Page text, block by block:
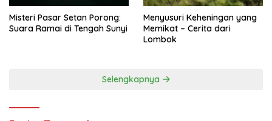
Misteri Pasar Setan Porong:
Suara Ramai di Tengah Sunyi
Menyusuri Keheningan yang
Memikat – Cerita dari
Lombok
Selengkapnya